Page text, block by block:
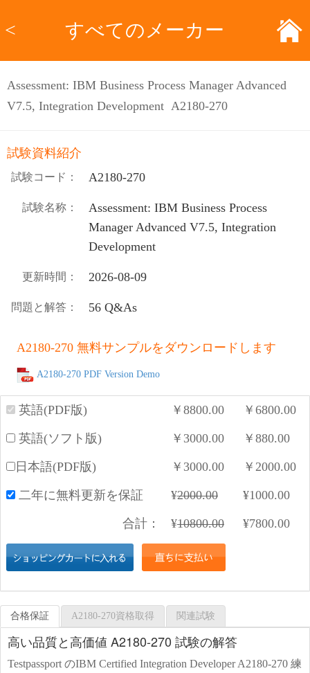
< すべてのメーカー
Assessment: IBM Business Process Manager Advanced
V7.5, Integration Development A2180-270
試験資料紹介
試験コード： A2180-270
試験名称：
Assessment: IBM Business Process
Manager Advanced V7.5, Integration
Development
更新時間： 2026-08-09
問題と解答： 56 Q&As
A2180-270 無料サンプルをダウンロードします
A2180-270 PDF Version Demo
英語(PDF版) ￥ 8800.00 ￥ 6800.00
英語(ソフト版) ￥ 3000.00 ￥ 880.00
日本語(PDF版) ￥ 3000.00 ￥ 2000.00
二年に無料更新を保証 ¥2000.00 ¥1000.00
合計： ¥10800.00 ¥7800.00
合格保証 A2180-270資格取得 関連試験
高い品質と高価値 A2180-270 試験の解答
Testpassport のIBM Certified Integration Developer A2180-270 練